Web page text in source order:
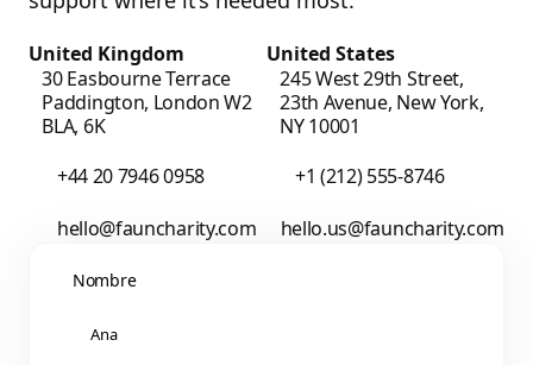
United Kingdom
30 Easbourne Terrace
Paddington, London W2
BLA, 6K
+44 20 7946 0958
hello@fauncharity.com
United States
245 West 29th Street,
23th Avenue, New York,
NY 10001
+1 (212) 555-8746
hello.us@fauncharity.com
Nombre